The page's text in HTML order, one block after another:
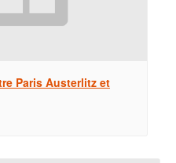
Paris Austerlitz et